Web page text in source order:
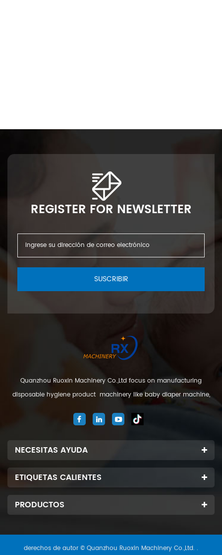
REGISTER FOR NEWSLETTER
SUSCRIBIR
Quanzhou Ruoxin Machinery Co.,Ltd focus on manufacturing
disposable hygiene product machinery like baby diaper machine,
machine. We are located in Jinjiang city, Fujian Province, China. And
NECESITAS AYUDA
ETIQUETAS CALIENTES
PRODUCTOS
derechos de autor © Quanzhou Ruoxin Machinery Co.,Ltd. .